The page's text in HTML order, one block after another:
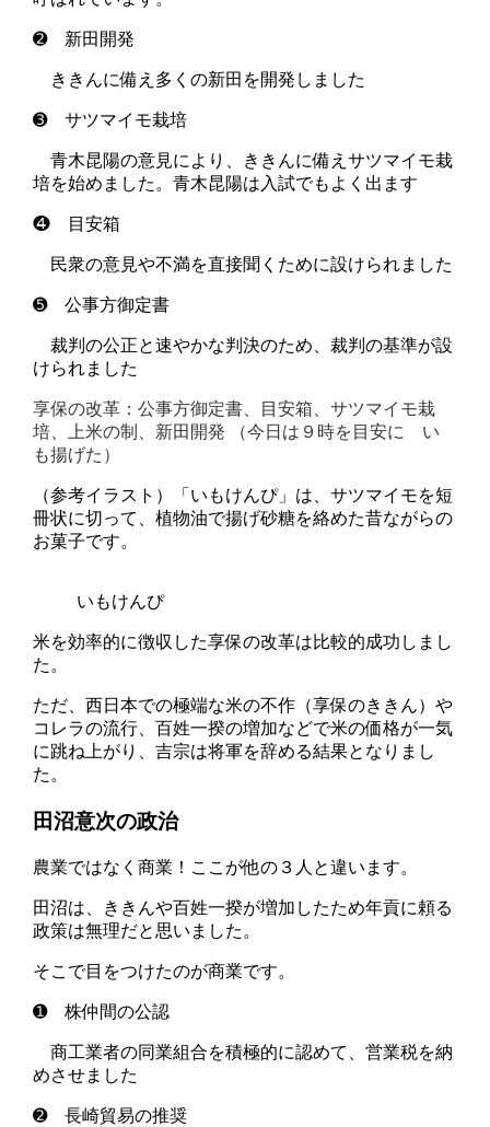
➋ 新田開発
ききんに備え多くの新田を開発しました
➌ サツマイモ栽培
青木昆陽の意見により、ききんに備えサツマイモ栽
培を始めました。青木昆陽は入試でもよく出ます
❹ 目安箱
民衆の意見や不満を直接聞くために設けられました
➎ 公事方御定書
裁判の公正と速やかな判決のため、裁判の基準が設
けられました
享保の改革：公事方御定書、 目安箱、サツマイモ栽
培、
上米の制、新田 開発 （今日は９時を目安に い
も揚げた ）
（参考イラスト）「いもけんぴ」は、サツマイモを短
冊状に切って、植物油で揚げ砂糖を絡めた昔ながらの
お菓子です。
いもけんぴ
米を効率的に徴収した享保の改革は比較的成功しまし
た。
ただ、西日本での極端な米の不作（享保のききん）や
コレラの流行、百姓一揆の増加などで米の価格が一気
に跳ね上がり、吉宗は将軍を辞める結果となりまし
た。
田沼意次の政治
農業ではなく商業 ！ここが他の３人と違います。
田沼は、ききんや百姓一揆が増加したため年貢に頼る
政策は無理だと思いました。
そこで目をつけたのが商業です。
➊株仲間の公認
商工業者の同業組合を積極的に認めて、営業税を納
めさせました
➋ 長崎貿易の推奨